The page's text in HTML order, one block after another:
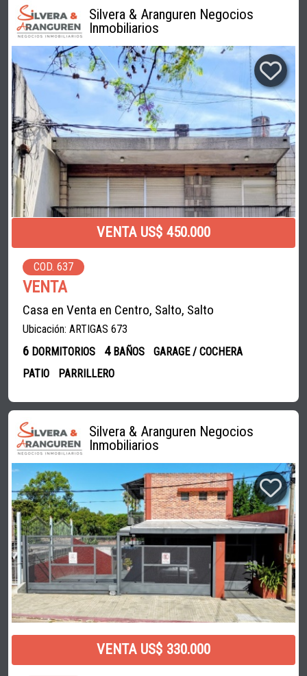
Silvera & Aranguren Negocios
Inmobiliarios
VENTA US$ 450.000
COD. 637
VENTA
Casa en Venta en Centro, Salto, Salto
Ubicación: ARTIGAS 673
6 DORMITORIOS 4BAÑOS
GARAGE / COCHERA
PATIO
PARRILLERO
Silvera & Aranguren Negocios
Inmobiliarios
VENTA US$ 330.000